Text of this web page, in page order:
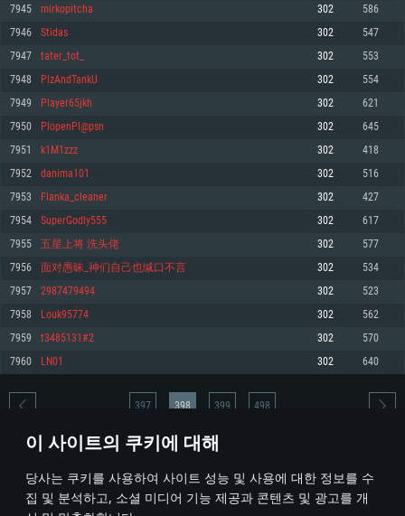
이 사이트의 쿠키에 대해
당사는 쿠키를 사용하여 사이트 성능 및 사용에 대한 정보를 수
집 및 분석하고, 소셜 미디어 기능 제공과 콘텐츠 및 광고를 개
최소사양
운영체제: Windows 10 (64 bit)
프로세서: 2.2 GHz 듀얼코어 이상
메모리: 4GB
그래픽 카드: DirectX 11 이상을 지원하는 AMD Radeon 77XX / NVIDIA
GeForce GT 660. 최소 사양 해상도: 720p
네트워크: 브로드밴드 인터넷
여유 저장 공간: 22.1 GB (최소 클라이언트)
권장 사양
570 혹은 그 이상
여유 저장 공간: 62.2 GB (전체 클라이언트)
최소사양
운영체제: Mac OS Big Sur 11.0
프로세서: 최소 2.2 GHz의 Core i5 (Intel Xeon 은 지원하지 않습니다)
메모리: 6 GB
그래픽 카드: Metal 을 지원하는 Intel Iris Pro 5200 (Mac), 혹은 이와 비슷한 성
능을 가지는 Mac 버전의 AMD/Nvidia. 최소 해상도: 720p
네트워크: 브로드밴드 인터넷
여유 저장 공간: 22.1 GB (최소 클라이언트)
권장 사양
네트워크: 브로드밴드 인터넷
여유 저장 공간: 62.2 GB (전체 클라이언트)
최소사양
운영체제: 64bit Linux 중 최신 버전
프로세서: 2.4 GHz 듀얼코어
메모리: 4 GB
그래픽 카드: Vulkan 을 지원하고, 최신 그래픽 드라이버를 지원하는 NVIDIA
660 (6개월 미만) 혹은 그와 동급의 성능을 가지며 최신 그래픽 드라이버를 지
원하는 AMD (6개월 미만; 최소사양 지원 해상도 720p)
네트워크: 브로드밴드 인터넷
여유 저장 공간: 22.1 GB (최소 클라이언트)
권장 사양
운영체제: Ubuntu 20.04 64bit
프로세서: Intel Core i7
메모리: 16 GB
그래픽 카드: Vulkan 을 지원하고, 최신 그래픽 드라이버를 지원하는 NVIDIA
1060 (6개월 미만) 혹은 그와 동급의 성능을 가지며 최신 그래픽 드라이버를
지원하는 AMD RX 570 (6개월 미만; 최소사양 지원 해상도 720p) 이상
여유 저장 공간: 62.2 GB (전체 클라이언트)
7945 mirkopitcha 302 586
7946 Stidas 302 547
7947 tater_tot_ 302 553
7948 PlzAndTankU 302 554
7949 Player65jkh 302 621
7950 PlopenPl@psn 302 645
7951 k1M1zzz 302 418
7952 danima101 302 516
7953 Flanka_cleaner 302 427
7954 SuperGodly555 302 617
7955 五星上将 洗头佬 302 577
7956 面对愚昧_神们自己也缄口不言 302 534
7957 2987479494 302 523
7958 Louk95774 302 562
7959 t3485131#2 302 570
7960 LN01 302 640
* 순위표는 매일 1회 갱신됩니다
397 398 399 498